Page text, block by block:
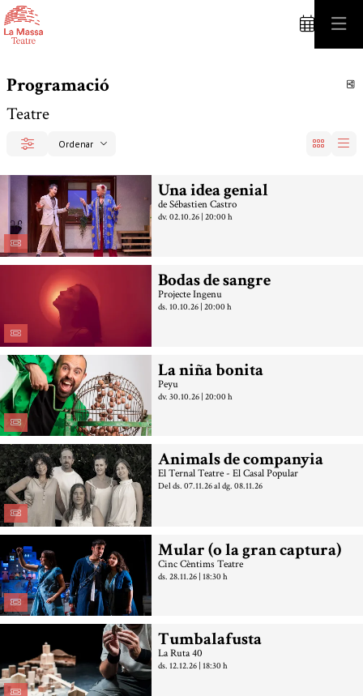
Programació
Teatre
Filtrar Ordenar
Una idea genial
de Sébastien Castro
dv. 02.10.26| 20:00 h
Bodas de sangre
Projecte Ingenu
ds. 10.10.26| 20:00 h
La niña bonita
Peyu
dv. 30.10.26| 20:00 h
Animals de companyia
El Ternal Teatre - El Casal Popular
Del ds. 07.11.26al dg. 08.11.26
Mular (o la gran captura)
Cinc Cèntims Teatre
ds. 28.11.26| 18:30 h
Tumbalafusta
La Ruta 40
ds. 12.12.26| 18:30 h